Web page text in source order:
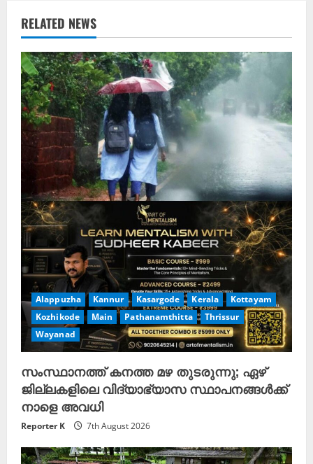
e
R
e
a
d
i
n
g
RELATED NEWS
Alappuzha Kannur Kasargode Kerala
Kottayam
Kozhikode
Main Pathanamthitta
Thrissur
Wayanad
സംസ്ഥാനത്ത് കനത്ത മഴ തുടരുന്നു; ഏഴ്
ജില്ലകളിലെ വിദ്യാഭ്യാസ സ്ഥാപനങ്ങള്‍ക്ക്
നാളെ അവധി
Reporter K 7th August 2026